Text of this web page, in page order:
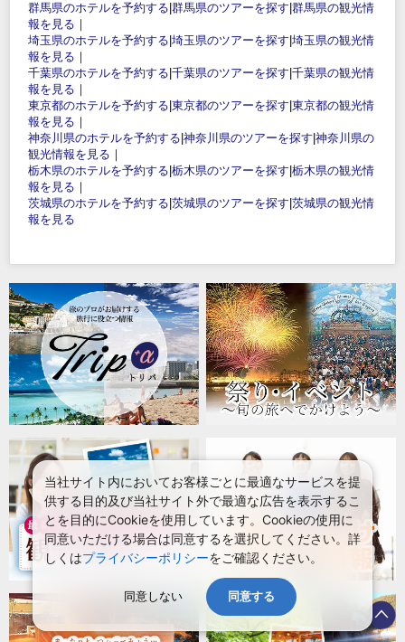
群馬県のホテルを予約する 群馬県のツアーを探す 群馬県の観光情
報を見る ｜
埼玉県のホテルを予約する 埼玉県のツアーを探す 埼玉県の観光情
報を見る ｜
千葉県のホテルを予約する 千葉県のツアーを探す 千葉県の観光情
報を見る ｜
東京都のホテルを予約する 東京都のツアーを探す 東京都の観光情
報を見る ｜
神奈川県のホテルを予約する 神奈川県のツアーを探す 神奈川県の
観光情報を見る ｜
栃木県のホテルを予約する 栃木県のツアーを探す 栃木県の観光情
報を見る ｜
茨城県のホテルを予約する 茨城県のツアーを探す 茨城県の観光情
報を見る
当社サイト内においてお客様ごとに最適なサービスを提
供する目的及び当社サイト外で最適な広告を表示するこ
とを目的にCookieを使用しています。Cookieの使用に
同意いただける場合は同意するを選択してください。詳
しくはプライバシーポリシーをご確認ください。
同意しない 同意する